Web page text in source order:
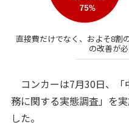
直接費だけでなく、およそ8割
の改善が
コンカーは7月30日、「
務に関する実態調査」を
した。